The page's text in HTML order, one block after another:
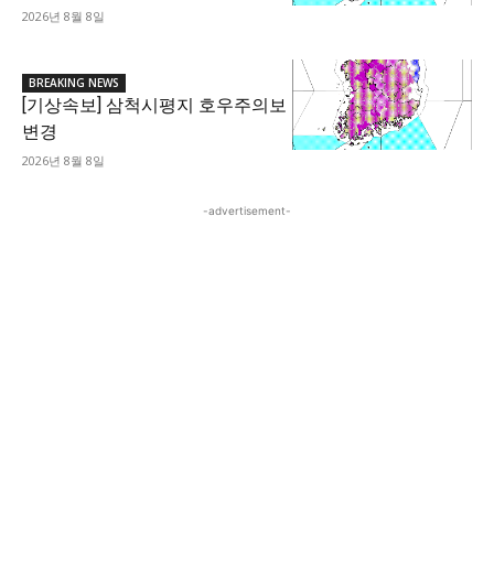
2026년 8월 8일
BREAKING NEWS
[기상속보] 삼척시평지 호우주의보
변경
2026년 8월 8일
-advertisement-